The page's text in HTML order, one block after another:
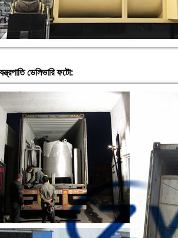
যন্ত্রপাতি ডেলিভারি ফটো: